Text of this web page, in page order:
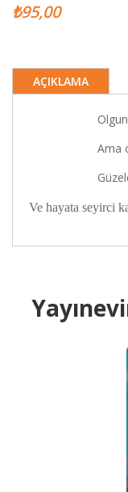
₺95,00
AÇIKLAMA
Ama
Ve hayata seyirci